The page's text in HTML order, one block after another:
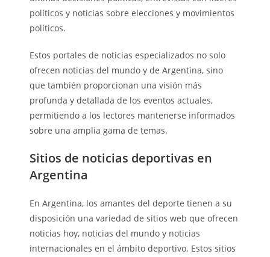
políticos y noticias sobre elecciones y movimientos
políticos.
Estos portales de noticias especializados no solo
ofrecen noticias del mundo y de Argentina, sino
que también proporcionan una visión más
profunda y detallada de los eventos actuales,
permitiendo a los lectores mantenerse informados
sobre una amplia gama de temas.
Sitios de noticias deportivas en
Argentina
En Argentina, los amantes del deporte tienen a su
disposición una variedad de sitios web que ofrecen
noticias hoy, noticias del mundo y noticias
internacionales en el ámbito deportivo. Estos sitios